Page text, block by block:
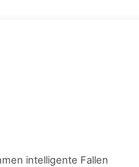
intelligente Fallen